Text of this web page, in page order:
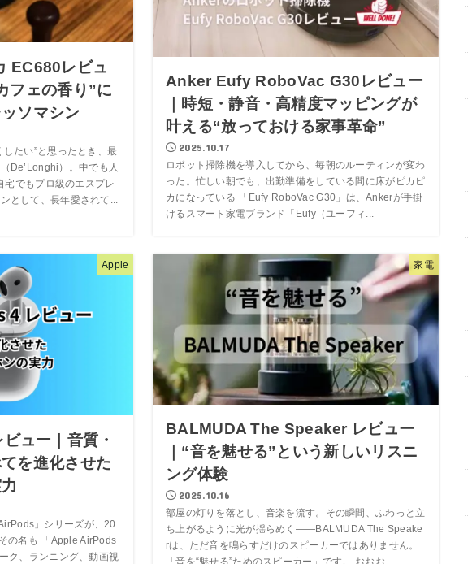
EC680レビュ
フェの香り”に
ソマシン
たい”と思ったとき、最
De’Longhi）。中でも人
でもプロ級のエスプレ
として、長年愛されて...
Anker Eufy RoboVac G30レビュー
｜時短・静音・高精度マッピングが
叶える“放っておける家事革命”
2025.10.17
ロボット掃除機を導入してから、毎朝のルーティンが変わ
った。忙しい朝でも、出勤準備をしている間に床がピカピ
カになっている 「Eufy RoboVac G30」は、Ankerが手掛
けるスマート家電ブランド「Eufy（ユーフィ...
Apple
ュー｜音質・
を進化させた
」シリーズが、20
の名も 「Apple AirPods
ク、ランニング、動画視
家電
BALMUDA The Speaker レビュー
｜“音を魅せる”という新しいリスニ
ング体験
2025.10.16
部屋の灯りを落とし、音楽を流す。その瞬間、ふわっと立
ち上がるように光が揺らめく――BALMUDA The Speake
rは、ただ音を鳴らすだけのスピーカーではありません。
「音を“魅せる”ためのスピーカー」です。 おおお...